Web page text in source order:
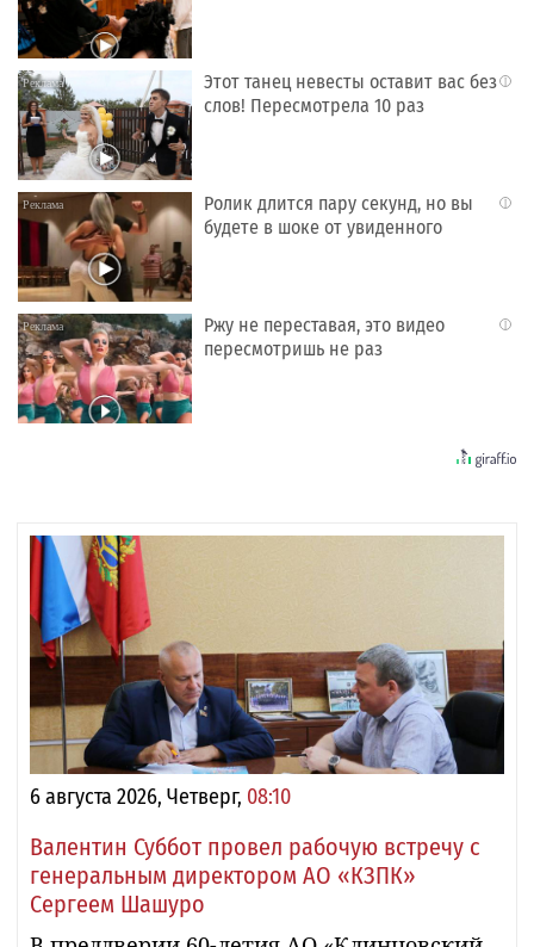
i
Этот танец невесты оставит вас без
слов! Пересмотрела 10 раз
i
Ролик длится пару секунд, но вы
будете в шоке от увиденного
i
Ржу не переставая, это видео
пересмотришь не раз
6 августа 2026, Четверг, 08:10
Валентин Суббот провел рабочую встречу с
генеральным директором АО «КЗПК»
Сергеем Шашуро